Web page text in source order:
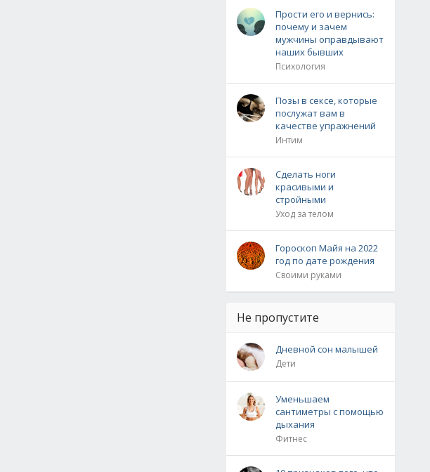
Прости его и вернись:
почему и зачем
мужчины оправдывают
наших бывших
Психология
Позы в сексе, которые
послужат вам в
качестве упражнений
Интим
Сделать ноги
красивыми и
стройными
Уход за телом
Гороскоп Майя на 2022
год по дате рождения
Своими руками
Не пропустите
Дневной сон малышей
Дети
Уменьшаем
сантиметры с помощью
дыхания
Фитнес